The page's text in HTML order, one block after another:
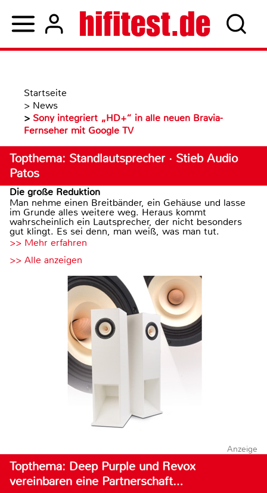
Startseite
> News
> Sony integriert „HD+“ in alle neuen Bravia-
Fernseher mit Google TV
Topthema: Standlautsprecher · Stieb Audio
Patos
Die große Reduktion
Man nehme einen Breitbänder, ein Gehäuse und lasse
im Grunde alles weitere weg. Heraus kommt
wahrscheinlich ein Lautsprecher, der nicht besonders
gut klingt. Es sei denn, man weiß, was man tut.
>> Mehr erfahren
>> Alle anzeigen
Anzeige
Topthema: Deep Purple und Revox
vereinbaren eine Partnerschaft…